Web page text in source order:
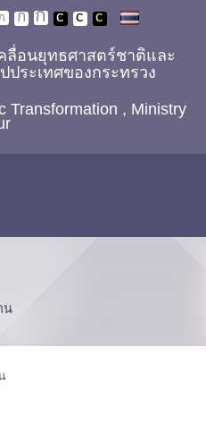
ลื่อนยุทธศาสตร์ชาติและ
ประเทศของกระทรวง
Transformation , Ministry
น